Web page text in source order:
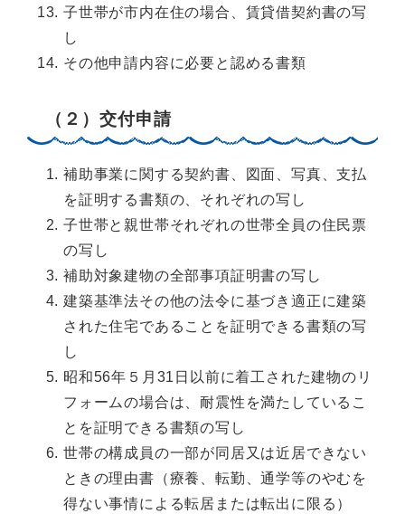
子世帯が市内在住の場合、賃貸借契約書の写
し
その他申請内容に必要と認める書類
（２） 交付申請
補助事業に関する契約書、図面、写真、支払
を証明する書類の、それぞれの写し
子世帯と親世帯それぞれの世帯全員の住民票
の写し
補助対象建物の全部事項証明書の写し
建築基準法その他の法令に基づき適正に建築
された住宅であることを証明できる書類の写
し
昭和56年５月31日以前に着工された建物のリ
フォームの場合は、耐震性を満たしているこ
とを証明できる書類の写し
世帯の構成員の一部が同居又は近居できない
ときの理由書（療養、転勤、通学等のやむを
得ない事情による転居または転出に限る）